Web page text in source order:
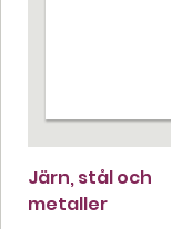
Järn, stål och
metaller